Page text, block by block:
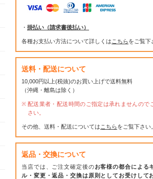
・ 掛払い（請求書後払い）
各種お支払い方法について詳しくは こちらをご覧下
送料・配送について
10,000円以上(税抜)のお買い上げで送料無料
（沖縄・離島は除く）
配送業者・配送時間のご指定は承れませんので
さい。
その他、送料・配送については こちらをご覧下さい。
返品・交換について
当店では、ご注文確定後のお客様の都合による
ル・変更・返品・交換は原則としてお受けして